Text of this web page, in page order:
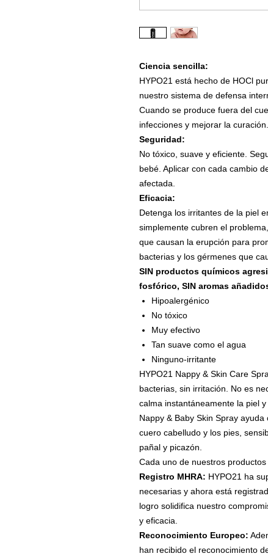
Ciencia sencilla:
HYPO21 está hecho de HOCl
nuestro sistema de defensa
Cuando se produce fuera del
infecciones y mejorar la curación.
Seguridad:
No tóxico, suave y eficiente.
bebé. Aplicar con cada cambio
afectada.
Eficacia:
Detenga los irritantes de la piel
simplemente cubren el
que causan la erupción para
bacterias y los gérmenes que
SIN productos químicos
fosfórico, SIN aromas
Hipoalergénico
No tóxico
Muy efectivo
Tan suave como el agua
Ninguno-irritante
HYPO21 Nappy & Skin Care
bacterias, sin irritación. No es
calma instantáneamente la piel
Nappy & Baby Skin Spray
cuero cabelludo y los pies,
pañal y picazón.
Cada uno de nuestros productos
Registro MHRA: HYPO21 ha
necesarias y ahora está
logro solidifica nuestro
y eficacia.
Reconocimiento Europeo:
han recibido el reconocimiento